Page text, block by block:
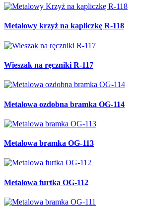
Metalowy krzyż na kapliczkę R-118
Wieszak na ręczniki R-117
Metalowa ozdobna bramka OG-114
Metalowa bramka OG-113
Metalowa furtka OG-112